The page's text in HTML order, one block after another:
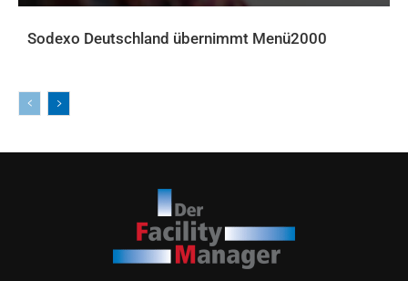
Sodexo Deutschland übernimmt Menü2000